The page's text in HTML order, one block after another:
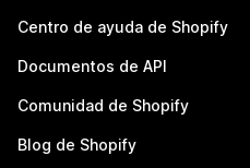
Centro de ayuda de Shopify
Documentos de API
Comunidad de Shopify
Blog de Shopify